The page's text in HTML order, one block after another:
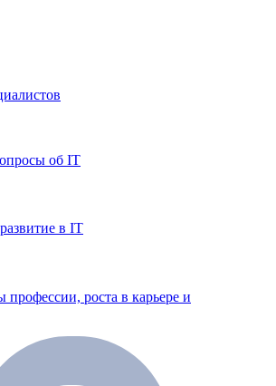
об IT
в IT
роста в карьере и